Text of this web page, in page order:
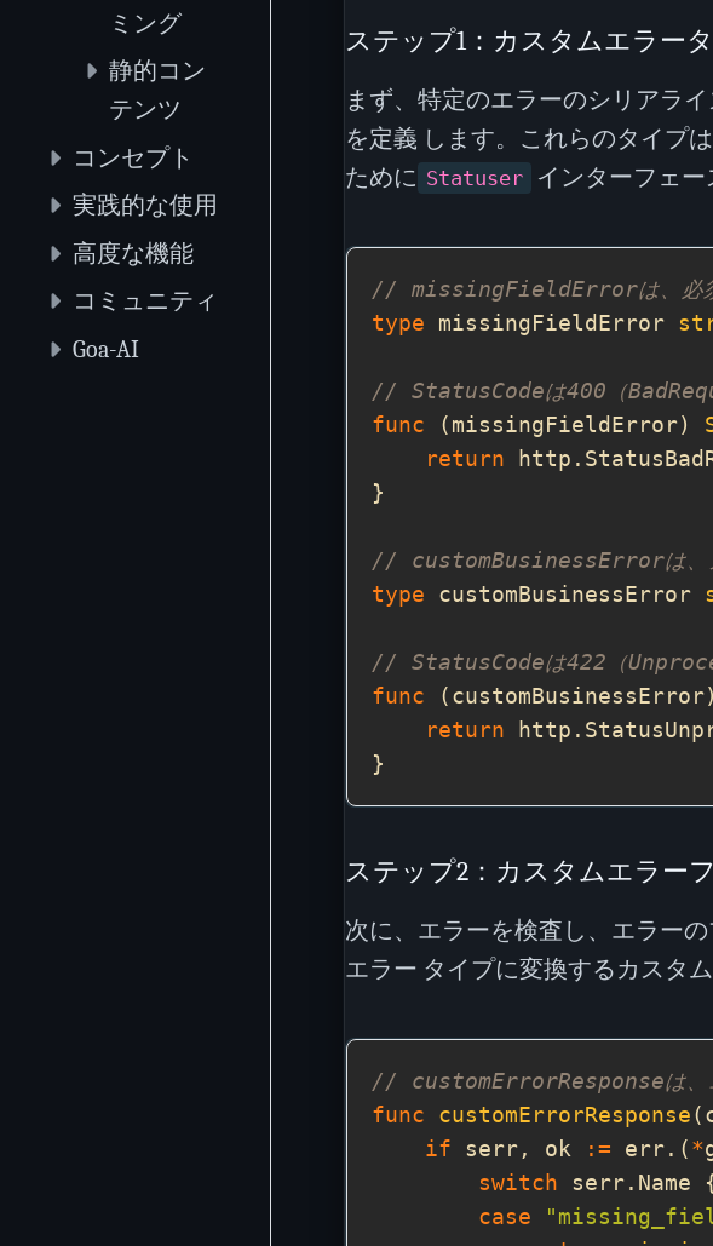
ミング
静的コン
テンツ
コンセプト
実践的な使用
高度な機能
コミュニティ
Goa-AI
ステップ1：カスタムエラー
まず、特定のエラーのシリアラ
を定義 します。これらのタイプ
ために Statuser インターフェー
// missingFieldErrorは、必須フ
type missingFieldError
// StatusCodeは400（
func (missingFieldError)
return
// customBusinessErrorは、カス
type customBusinessError
// StatusCodeは422（
func
return
ステップ2：カスタムエラー
次に、エラーを検査し、エラー
エラー タイプに変換するカスタ
// customErrorResponseは、エ
func
customErrorResponse
if serr, ok := err.( *
switch
case